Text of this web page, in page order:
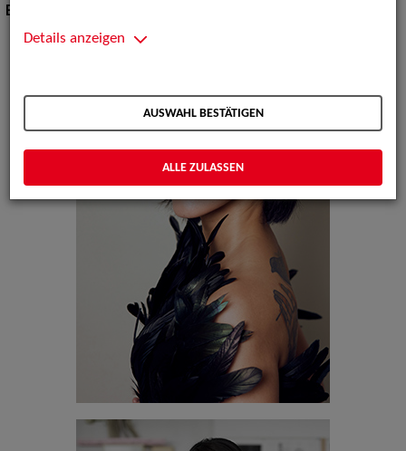
Erscheinungsbild:
Details anzeigen
AUSWAHL BESTÄTIGEN
ALLE ZULASSEN